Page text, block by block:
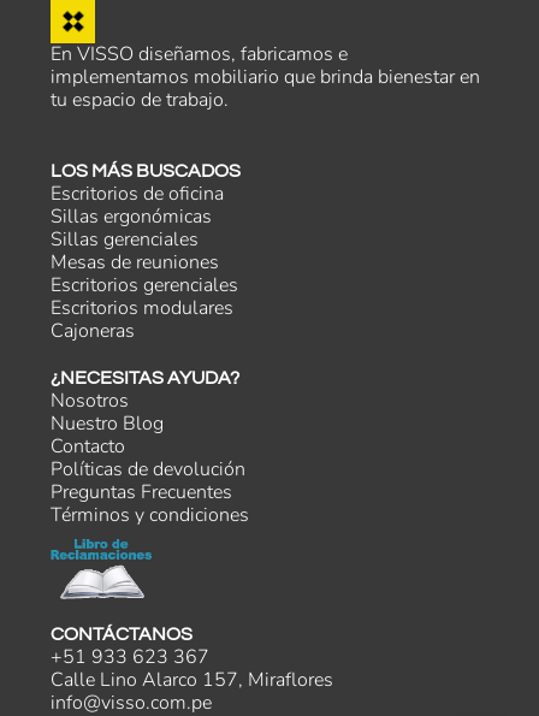
En VISSO diseñamos, fabricamos e
implementamos mobiliario que brinda bienestar en
tu espacio de trabajo.
LOS MÁS BUSCADOS
Escritorios de oficina
Sillas ergonómicas
Sillas gerenciales
Mesas de reuniones
Escritorios gerenciales
Escritorios modulares
Cajoneras
¿NECESITAS AYUDA?
Nosotros
Nuestro Blog
Contacto
Políticas de devolución
Preguntas Frecuentes
Términos y condiciones
CONTÁCTANOS
+51 933 623 367
Calle Lino Alarco 157, Miraflores
info@visso.com.pe